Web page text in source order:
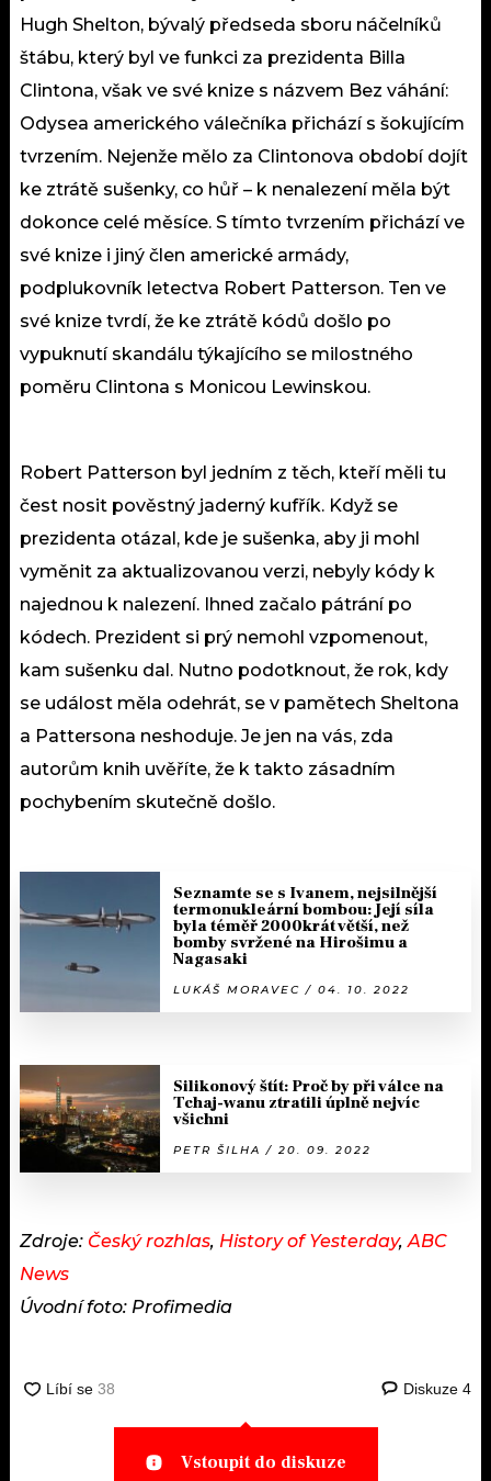
Hugh Shelton, bývalý předseda sboru náčelníků
štábu, který byl ve funkci za prezidenta Billa
Clintona, však ve své knize s názvem Bez váhání:
Odysea amerického válečníka přichází s šokujícím
tvrzením. Nejenže mělo za Clintonova období dojít
ke ztrátě sušenky, co hůř – k nenalezení měla být
dokonce celé měsíce. S tímto tvrzením přichází ve
své knize i jiný člen americké armády,
podplukovník letectva Robert Patterson. Ten ve
své knize tvrdí, že ke ztrátě kódů došlo po
vypuknutí skandálu týkajícího se milostného
poměru Clintona s Monicou Lewinskou.
Robert Patterson byl jedním z těch, kteří měli tu
čest nosit pověstný jaderný kufřík. Když se
prezidenta otázal, kde je sušenka, aby ji mohl
vyměnit za aktualizovanou verzi, nebyly kódy k
najednou k nalezení. Ihned začalo pátrání po
kódech. Prezident si prý nemohl vzpomenout,
kam sušenku dal. Nutno podotknout, že rok, kdy
se událost měla odehrát, se v pamětech Sheltona
a Pattersona neshoduje. Je jen na vás, zda
autorům knih uvěříte, že k takto zásadním
pochybením skutečně došlo.
Seznamte se s Ivanem, nejsilnější
termonukleární bombou: Její síla
byla téměř 2000krát větší, než
bomby svržené na Hirošimu a
Nagasaki
LUKÁŠ MORAVEC / 04. 10. 2022
Silikonový štít: Proč by při válce na
Tchaj-wanu ztratili úplně nejvíc
všichni
PETR ŠILHA / 20. 09. 2022
Zdroje: Český rozhlas, History of Yesterday, ABC
News
Úvodní foto: Profimedia
Diskuze 4
Vstoupit do diskuze